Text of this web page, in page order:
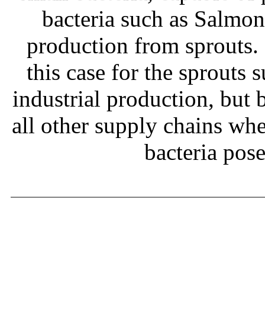
bacteria such as
production from
this case for the sprouts
industrial production, but
all other supply chains
bacteria